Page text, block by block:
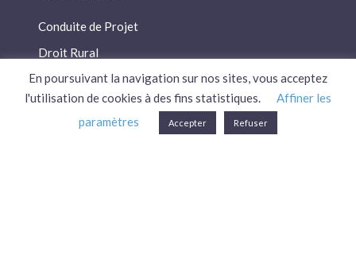
Conduite de Projet
Droit Rural
Droit Social
Économie / Gestion
Environnement
En poursuivant la navigation sur nos sites, vous acceptez
l'utilisation de cookies à des fins statistiques.
Affiner les
paramètres
Accepter Refuser